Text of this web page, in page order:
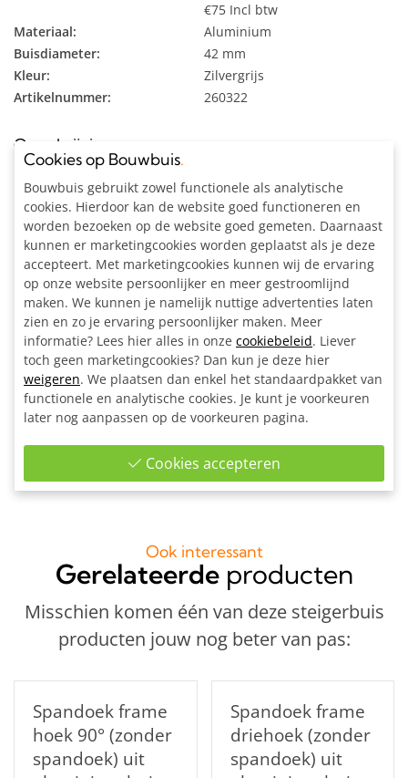
€75 Incl btw
Materiaal:
Aluminium
Buisdiameter:
42 mm
Kleur:
Zilvergrijs
Artikelnummer:
260322
Omschrijving
Driehoek spandoek frame (zonder spandoek / spanelastieken)
uit aluminium buis Ø 42,4 mm. Spanelastieken en eventuele
bevestigingslippen kunnen los bijbesteld worden via
bovenstaande linkjes. Vul despandoek-matenin, wij
berekenen de benodigde frame-maten.
Inclusief:
Alle materialen op maat gezaagd
12x Kniestuk Ø 42,4 mm
6x Scharnieroog Ø 42.4 mm
6x Scharnierpen Ø 42,4 mm
1x Inbussleutel voor buiskoppeling Ø 42,4 - Ø 48,3 - Ø
60,3 mm
Ook interessant
Gerelateerdeproducten
Misschien komen één van deze steigerbuis
producten jouw nog beter van pas:
Spandoek frame
hoek 90° (zonder
spandoek) uit
Spandoek frame
driehoek (zonder
spandoek) uit
Cookies op Bouwbuis.
Bouwbuis gebruikt zowel functionele als analytische
cookies. Hierdoor kan de website goed functioneren en
worden bezoeken op de website goed gemeten. Daarnaast
kunnen er marketingcookies worden geplaatst als je deze
accepteert. Met marketingcookies kunnen wij de ervaring
op onze website persoonlijker en meer gestroomlijnd
maken. We kunnen je namelijk nuttige advertenties laten
zien en zo je ervaring persoonlijker maken. Meer
informatie? Lees hier alles in onze cookiebeleid. Liever
toch geen marketingcookies? Dan kun je deze hier
weigeren. We plaatsen dan enkel het standaardpakket van
functionele en analytische cookies. Je kunt je voorkeuren
later nog aanpassen op de voorkeuren pagina.
Cookies accepteren